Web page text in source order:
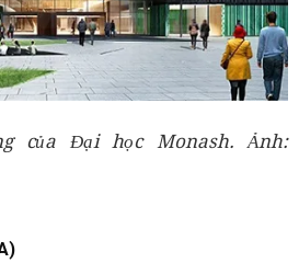
của Đại học Monash. Ảnh: